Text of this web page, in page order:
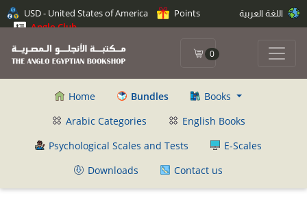
USD - United States of America
Points
Anglo Club
0
Home Bundles
Books
Arabic Categories
English Books
Psychological Scales and Tests
E-Scales
Downloads
Contact us